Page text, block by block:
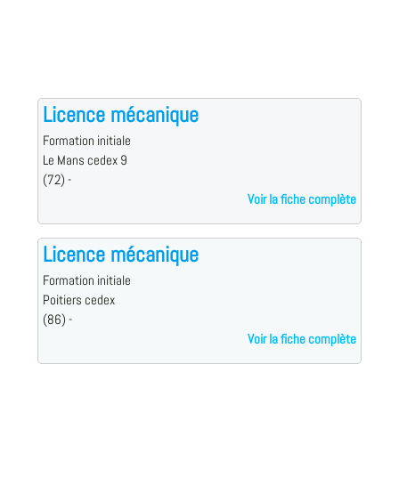
Licence mécanique
Formation initiale
Le Mans cedex 9
(72) -
Voir la fiche complète
Licence mécanique
Formation initiale
Poitiers cedex
(86) -
Voir la fiche complète